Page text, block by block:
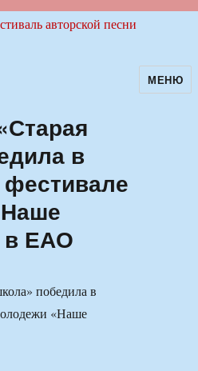
авторскойМЕНЮ
в
в ЕАО